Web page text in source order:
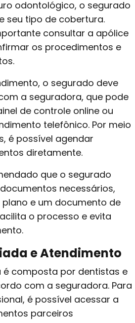
odontológico, o segurado
seu tipo de cobertura.
consultar a apólice
os procedimentos e
o segurado deve
a seguradora, que pode
de controle online ou
telefônico. Por meio
é possível agendar
diretamente.
que o segurado
necessários,
e um documento de
o processo e evita
e Atendimento
é composta por dentistas e
com a seguradora. Para
é possível acessar a
parceiros